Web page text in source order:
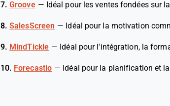
7. Groove — Idéal pour les ventes fondées sur
8. SalesScreen — Idéal pour la motivation
9. MindTickle — Idéal pour l'intégration, la
10. Forecastio — Idéal pour la planification et